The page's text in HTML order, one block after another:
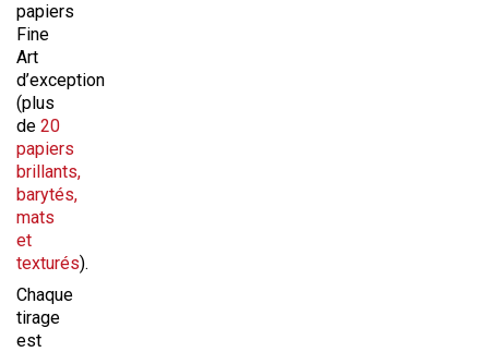
papiers
Fine
Art
d’exception
(plus
de 20
papiers
brillants,
barytés,
mats
et
texturés).
Chaque
tirage
est